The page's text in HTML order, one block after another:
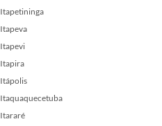
Itapetininga
Itapeva
Itapevi
Itapira
Itápolis
Itaquaquecetuba
Itararé